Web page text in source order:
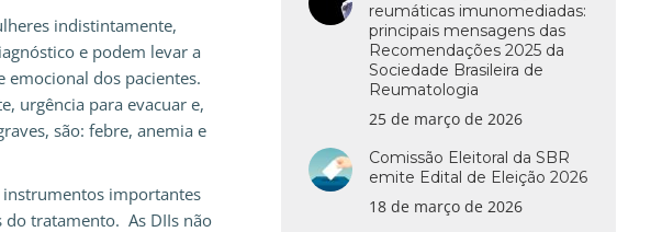
indistintamente,
e podem levar a
emocional dos pacientes.
urgência para evacuar e,
são: febre, anemia e
instrumentos importantes
do tratamento. As DIIs não
reumáticas imunomediadas:
principais mensagens das
Recomendações 2025 da
Sociedade Brasileira de
Reumatologia
25 de março de 2026
Comissão Eleitoral da SBR
emite Edital de Eleição 2026
18 de março de 2026